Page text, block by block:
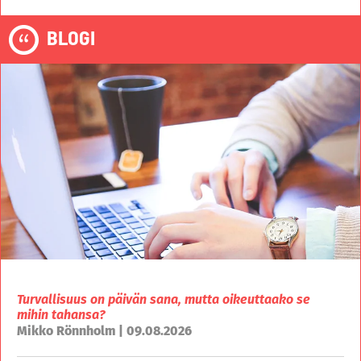
BLOGI
Turvallisuus on päivän sana, mutta oikeuttaako se
mihin tahansa?
Mikko Rönnholm | 09.08.2026